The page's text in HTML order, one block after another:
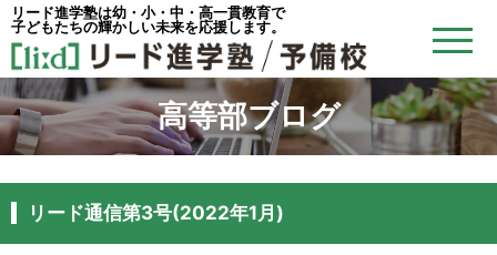
リード進学塾は幼・小・中・高一貫教育で
子どもたちの輝かしい未来を応援します。
高等部ブログ
リード通信第3号(2022年1月)